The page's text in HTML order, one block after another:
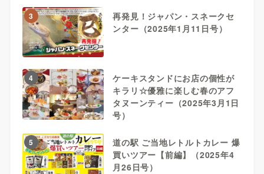
3
再発見！ジャパン・スネークセ
ンター（2025年1月11日号）
4
ケーキスタンドにお店の個性が
キラリ☆優雅に楽しむ春のアフ
タヌーンティー（2025年3月1日
号）
5
道の駅 ご当地レトルトカレー 爆
買いツアー【前編】（2025年4
月26日号）